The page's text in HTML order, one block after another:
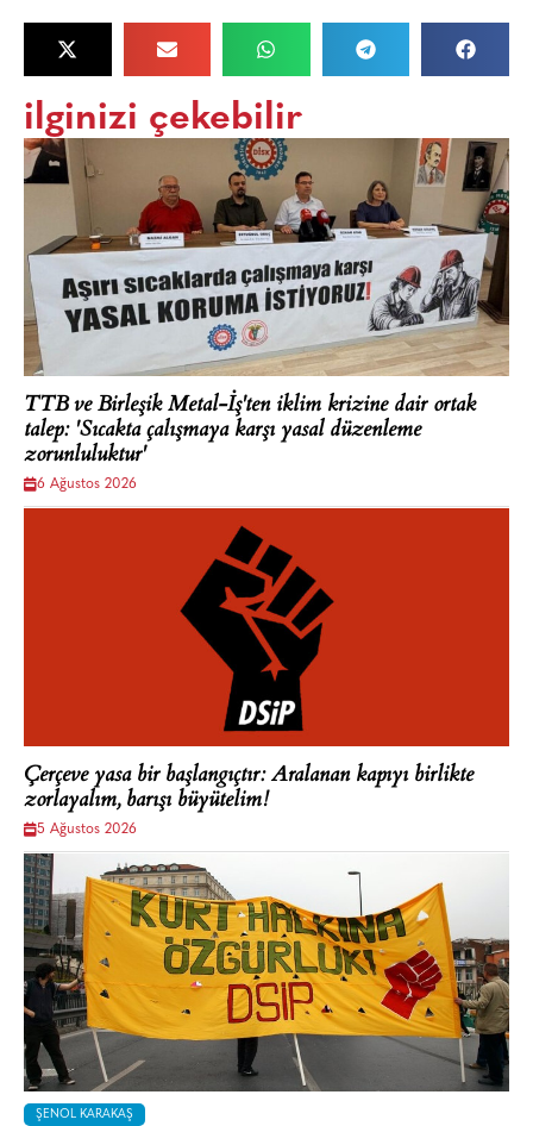
ilginizi çekebilir
TTB ve Birleşik Metal-İş'ten iklim krizine dair ortak
talep: 'Sıcakta çalışmaya karşı yasal düzenleme
zorunluluktur'
6 Ağustos 2026
Çerçeve yasa bir başlangıçtır: Aralanan kapıyı birlikte
zorlayalım, barışı büyütelim!
5 Ağustos 2026
ŞENOL KARAKAŞ